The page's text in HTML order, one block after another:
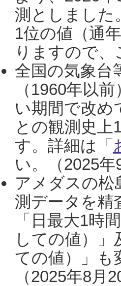
測としました
1位の値（通
りますので
全国の気象台
（1960年以
い期間で改め
との観測史上
す。詳細は「
い。（2025年
アメダスの松
測データを精
「日最大1時
しての値）
ての値）」も
（2025年8月